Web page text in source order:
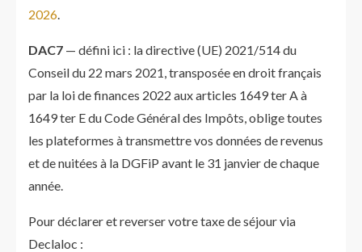
2026.
DAC7 — défini ici : la directive (UE) 2021/514 du
Conseil du 22 mars 2021, transposée en droit français
par la loi de finances 2022 aux articles 1649 ter A à
1649 ter E du Code Général des Impôts, oblige toutes
les plateformes à transmettre vos données de revenus
et de nuitées à la DGFiP avant le 31 janvier de chaque
année.
Pour déclarer et reverser votre taxe de séjour via
Declaloc :